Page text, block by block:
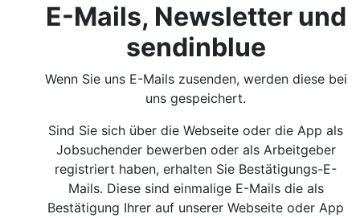
E-Mails, Newsletter und
sendinblue
Wenn Sie uns E-Mails zusenden, werden diese bei
uns gespeichert.
Sind Sie sich über die Webseite oder die App als
Jobsuchender bewerben oder als Arbeitgeber
registriert haben, erhalten Sie Bestätigungs-E-
Mails. Diese sind einmalige E-Mails die als
Bestätigung Ihrer auf unserer Webseite oder App